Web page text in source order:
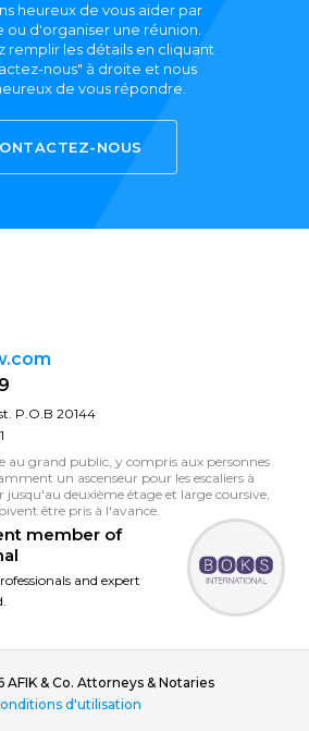
heureux de vous aider par
d'organiser une réunion.
remplir les détails en cliquant
nous" à droite et nous
de vous répondre.
NOUS
P.O.B 20144
au grand public, y compris aux personnes
un ascenseur pour les escaliers à
jusqu'au deuxième étage et large coursive,
être pris à l'avance.
member of
and expert
& Co. Attorneys & Notaries
d'utilisation